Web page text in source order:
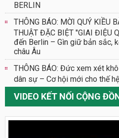
BERLIN
THÔNG BÁO: MỜI QUÝ KIỀU
THUẬT ĐẶC BIỆT "GIAI ĐIỆU
đến Berlin – Gìn giữ bản sắc,
châu Âu
THÔNG BÁO: Đức xem xét
dân sự – Cơ hội mới cho thế
VIDEO KẾT NỐI CỘNG